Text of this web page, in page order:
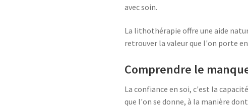
avec soin.
La lithothérapie offre une aide
retrouver la valeur que l'on porte
Comprendre le
La confiance en soi, c'est la
que l'on se donne, à la manière